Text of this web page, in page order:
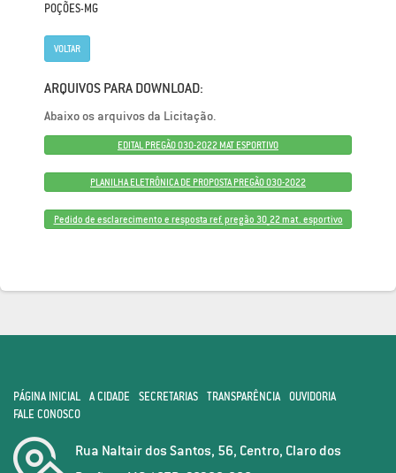
POÇÕES-MG
VOLTAR
ARQUIVOS PARA DOWNLOAD:
Abaixo os arquivos da Licitação.
EDITAL PREGÃO 030-2022 MAT ESPORTIVO
PLANILHA ELETRÔNICA DE PROPOSTA PREGÃO 030-2022
Pedido de esclarecimento e resposta ref. pregão 30_22 mat. esportivo
PÁGINA INICIAL A CIDADE SECRETARIAS TRANSPARÊNCIA
OUVIDORIA
FALE CONOSCO
Rua Naltair dos Santos, 56, Centro, Claro dos